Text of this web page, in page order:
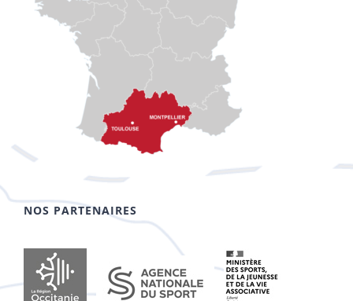
NOS PARTENAIRES